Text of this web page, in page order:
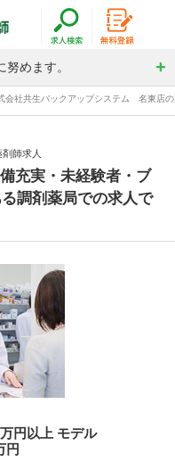
めます。
会社共生バックアップシステム 名東店
師求人
充実・未経験者・ブ
調剤薬局での求人で
円以上 モデル
円